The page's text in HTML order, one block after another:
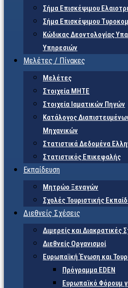
Σήμα Επισκέψιμου
Σήμα Επισκέψιμου
Κώδικας Δεοντολογίας
Υπηρεσιών
Μελέτες / Πίνακες
Μελέτες
Στοιχεία ΜΗΤΕ
Στοιχεία Ιαματικών Πηγών
Κατάλογος
Μηχανικών
Στατιστικά Δεδομένα
Στατιστικός Επικεφαλής
Εκπαίδευση
Μητρώο Ξεναγών
Σχολές Τουριστικής
Διεθνείς Σχέσεις
Διμερείς και Διακρατικές
Διεθνείς Οργανισμοί
Ευρωπαϊκή Ένωση και
Πρόγραμμα EDEN
Ευρωπαϊκό Φόρουμ